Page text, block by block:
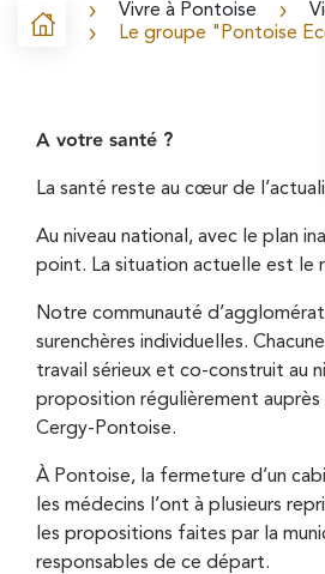
F
d
A
a
e
Accueil
Vivre à Pontoise
Le groupe "Pontoise
A votre santé ?
La santé reste au cœur de
Au niveau national, avec le plan
point. La situation actuelle est le
Notre communauté
surenchères individuelles.
travail sérieux et co-construit au
proposition régulièrement
Cergy-Pontoise.
À Pontoise, la fermeture d’un
les médecins l’ont à plusieurs
les propositions faites par la
responsables de ce départ.